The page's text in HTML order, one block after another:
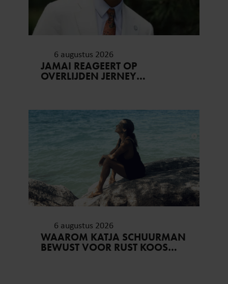
6 augustus 2026
JAMAI REAGEERT OP
OVERLIJDEN JERNEY
6 augustus 2026
WAAROM KATJA SCHUURMAN
BEWUST VOOR RUST KOOS…